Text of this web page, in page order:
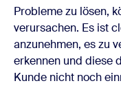
Probleme zu lösen,
verursachen. Es ist
anzunehmen, es zu
erkennen und diese
Kunde nicht noch